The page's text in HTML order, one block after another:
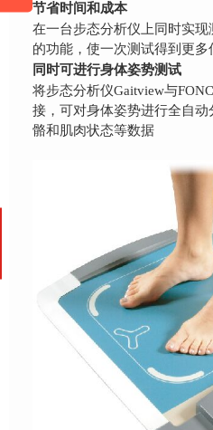
节省时间和成本
在一台步态分析仪上同时实
的功能，使一次测试得到更多
同时可进行身体姿势测试
将步态分析仪Gaitview与
接，可对身体姿势进行全自动
骼和肌肉状态等数据